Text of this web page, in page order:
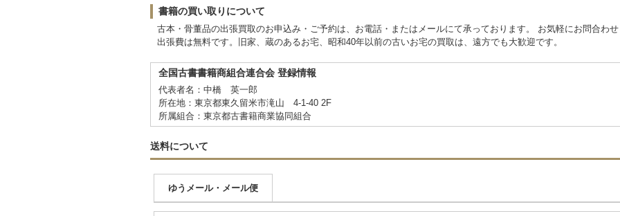
書籍の買い取りについて
古本・骨董品の出張買取のお申込み・ご予約は、お電話・またはメールにて承っております。 お気軽にお問合わ
出張費は無料です。旧家、蔵のあるお宅、昭和40年以前の古いお宅の買取は、遠方でも大歓迎です。
全国古書書籍商組合連合会 登録情報
代表者名：中橋 英一郎
所在地：東京都東久留米市滝山 4-1-40 2F
所属組合：東京都古書籍商業協同組合
送料について
ゆうメール・メール便